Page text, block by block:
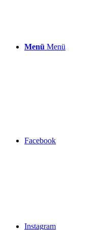
Menü Menü
Facebook
Instagram